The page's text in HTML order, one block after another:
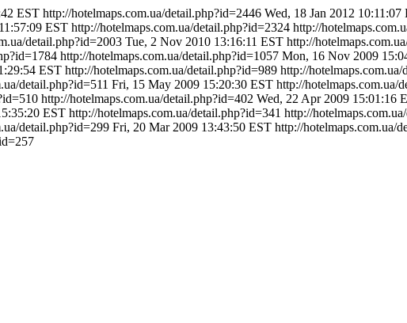
EST http://hotelmaps.com.ua/detail.php?id=2446 Wed, 18 Jan 2012 10:11:07
EST http://hotelmaps.com.ua/detail.php?id=2324 http://
detail.php?id=2003 Tue, 2 Nov 2010 13:16:11 EST http://
http://hotelmaps.com.ua/detail.php?id=1057 Mon, 16 Nov 2009
EST http://hotelmaps.com.ua/detail.php?id=989 http://
detail.php?id=511 Fri, 15 May 2009 15:20:30 EST http://hotelmaps.com.ua/
http://hotelmaps.com.ua/detail.php?id=402 Wed, 22 Apr 2009 15:01:16
EST http://hotelmaps.com.ua/detail.php?id=341 http://
detail.php?id=299 Fri, 20 Mar 2009 13:43:50 EST http://hotelmaps.com.ua/